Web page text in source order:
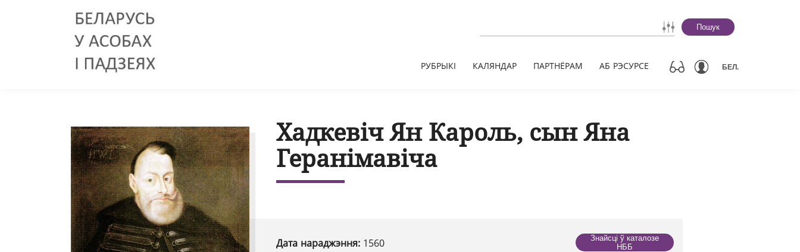
Пошук
РУБРЫКІ КАЛЯНДАР ПАРТНЁРАМ АБ РЭСУРСЕ БЕЛ.
Хадкевіч Ян Кароль, сын Яна
Геранімавіча
Дата нараджэння: 1560
Знайсці ў каталозе
НББ